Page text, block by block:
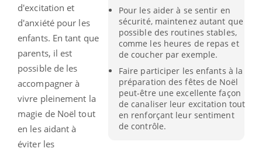
Pour les aider à se sentir en
sécurité, maintenez autant que
possible des routines stables,
comme les heures de repas et
de coucher par exemple.
Faire participer les enfants à la
préparation des fêtes de Noël
peut-être une excellente façon
de canaliser leur excitation tout
en renforçant leur sentiment
de contrôle.
d'excitation et
d'anxiété pour les
enfants. En tant que
parents, il est
possible de les
accompagner à
vivre pleinement la
magie de Noël tout
en les aidant à
éviter les